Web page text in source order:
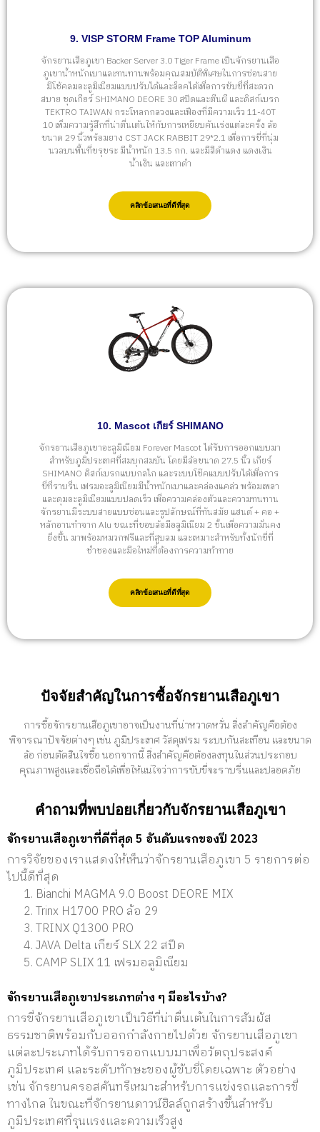
9. VISP STORM Frame TOP Aluminum
จักรยานเสือภูเขา Backer Server 3.0 Tiger Frame เป็นจักรยานเสือ
ภูเขาน้ำหนักเบาและทนทานพร้อมคุณสมบัติพิเศษในการซ่อนสาย
มีโช้คลมอะลูมิเนียมแบบปรับได้และล็อคได้เพื่อการขับขี่ที่สะดวก
สบาย ชุดเกียร์ SHIMANO DEORE 30 สปีดและตีนผี และดิสก์เบรก
TEKTRO TAIWAN กระโหลกกลวงและเฟืองที่มีความเร็ว 11-40T
10 เพิ่มความรู้สึกที่น่าตื่นเต้นให้กับการเหยียบคันเร่งแต่ละครั้ง ล้อ
ขนาด 29 นิ้วพร้อมยาง CST JACK RABBIT 29*2.1 เพื่อการขี่ที่นุ่ม
นวลบนพื้นที่ขรุขระ มีน้ำหนัก 13.5 กก. และมีสีดำแดง แดงเงิน
น้ำเงิน และเทาดำ
คลิกข้อเสนอที่ดีที่สุด
10. Mascot เกียร์ SHIMANO
จักรยานเสือภูเขาอะลูมิเนียม Forever Mascot ได้รับการออกแบบมา
สำหรับภูมิประเทศที่สมบุกสมบัน โดยมีล้อขนาด 27.5 นิ้ว เกียร์
SHIMANO ดิสก์เบรกแบบกลไก และระบบโช๊คแบบปรับได้เพื่อการ
ขี่ที่ราบรื่น เฟรมอะลูมิเนียมมีน้ำหนักเบาและคล่องแคล่ว พร้อมเพลา
และดุมอะลูมิเนียมแบบปลดเร็ว เพื่อความคล่องตัวและความทนทาน
จักรยานมีระบบสายแบบซ่อนและรูปลักษณ์ที่ทันสมัย แฮนด์ + คอ +
หลักอานทำจาก Alu ขณะที่ขอบล้อมีอลูมิเนียม 2 ชั้นเพื่อความมั่นคง
ยิ่งขึ้น มาพร้อมหมวกฟรีและที่สูบลม และเหมาะสำหรับทั้งนักขี่ที่
ช่ำชองและมือใหม่ที่ต้องการความท้าทาย
คลิกข้อเสนอที่ดีที่สุด
ปัจจัยสำคัญในการซื้อจักรยานเสือภูเขา
การซื้อจักรยานเสือภูเขาอาจเป็นงานที่น่าหวาดหวั่น สิ่งสำคัญคือต้อง
พิจารณาปัจจัยต่างๆ เช่น ภูมิประเทศ วัสดุเฟรม ระบบกันสะเทือน และขนาด
ล้อ ก่อนตัดสินใจซื้อ นอกจากนี้ สิ่งสำคัญคือต้องลงทุนในส่วนประกอบ
คุณภาพสูงและเชื่อถือได้เพื่อให้แน่ใจว่าการขับขี่จะราบรื่นและปลอดภัย
คำถามที่พบบ่อยเกี่ยวกับจักรยานเสือภูเขา
จักรยานเสือภูเขาที่ดีที่สุด 5 อันดับแรกของปี 2023
การวิจัยของเราแสดงให้เห็นว่าจักรยานเสือภูเขา 5 รายการต่อ
ไปนี้ดีที่สุด
Bianchi MAGMA 9.0 Boost DEORE MIX
Trinx H1700 PRO ล้อ 29
TRINX Q1300 PRO
JAVA Delta เกียร์ SLX 22 สปีด
CAMP SLIX 11 เฟรมอลูมิเนียม
จักรยานเสือภูเขาประเภทต่าง ๆ มีอะไรบ้าง?
การขี่จักรยานเสือภูเขาเป็นวิธีที่น่าตื่นเต้นในการสัมผัส
ธรรมชาติพร้อมกับออกกำลังกายไปด้วย จักรยานเสือภูเขา
แต่ละประเภทได้รับการออกแบบมาเพื่อวัตถุประสงค์
ภูมิประเทศ และระดับทักษะของผู้ขับขี่โดยเฉพาะ ตัวอย่าง
เช่น จักรยานครอสคันทรีเหมาะสำหรับการแข่งรถและการขี่
ทางไกล ในขณะที่จักรยานดาวน์ฮิลล์ถูกสร้างขึ้นสำหรับ
ภูมิประเทศที่รุนแรงและความเร็วสูง